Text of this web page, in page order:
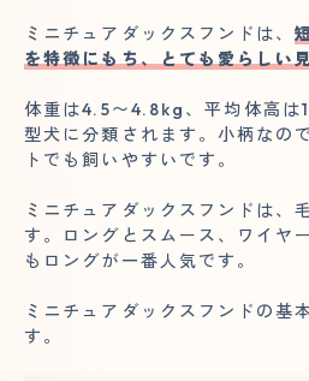
ミニチュアダックスフンドは、
を特徴にもち、とても愛らしい
体重は4.5〜4.8kg、平均体高は
型犬に分類されます。小柄なの
トでも飼いやすいです。
ミニチュアダックスフンドは、
す。ロングとスムース、ワイヤ
もロングが一番人気です。
ミニチュアダックスフンドの基
す。